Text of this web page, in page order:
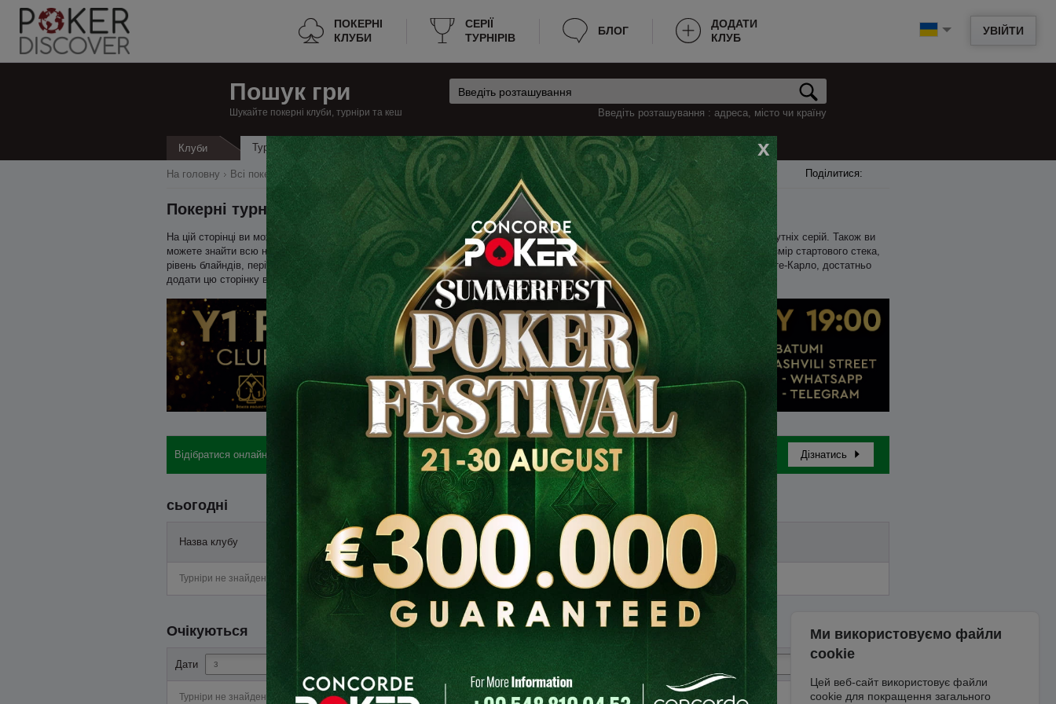
УВІЙТИ
ПОКЕРНІ
КЛУБИ
CЕРІЇ
ТУРНІРІВ
БЛОГ
ДОДАТИ
КЛУБ
Пошук гри
Шукайте покерні клуби, турніри та кеш Введіть розташування : адреса, місто чи країну
Клуби Турніри x
Поділитися:
На головну Всі покерні клуби Монако Монако, Монте-Карло Турніри
Покерні турніри в Монако, Монте-Карло
На цій сторінці ви можете знайти всі турніри з покеру в Монако, Монте-Карло, які будуть проходити цього тижня, і анонси майбутніх серій. Також ви
можете знайти всю необхідну інформацію про турніри, наприклад: розклад, місце проведення, вартість входу, час початку, розмір стартового стека,
рівень блайндів, період пізньої реєстрації. Тепер не потрібно витрачати багато часу на пошук турнірного покеру в Монако, Монте-Карло, достатньо
додати цю сторінку в закладки.
Відібратися онлайн: бай-іни, готелі, логістика Дізнатись
сьогодні
Назва клубу Старт
Пізня
реєстрація
Подія
Турніри не знайдені
Очікуються
Дати
Турніри не знайдені
Ми використовуємо файли
cookie
Цей веб-сайт використовує файли
cookie для покращення загального